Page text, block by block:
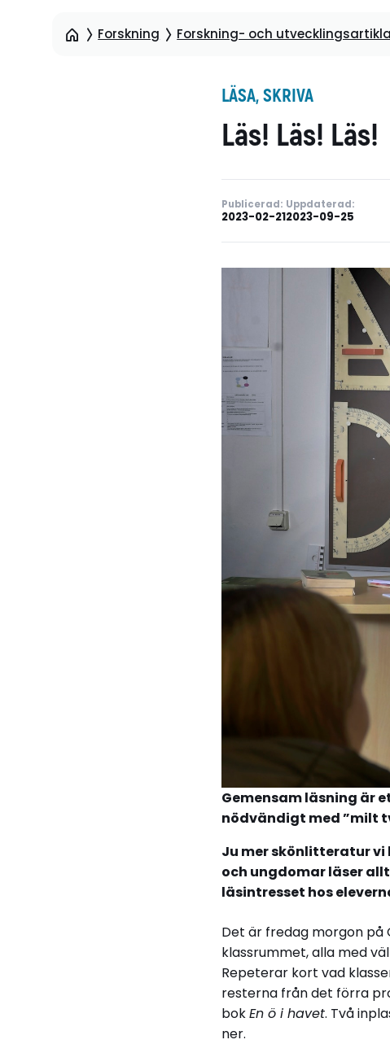
Forskning Forskning- och
LÄSA, SKRIVA
Läs! Läs! Läs!
Publicerad:
2023-02-21
Uppdaterad:
2023-09-25
Gemensam läsning är
nödvändigt med ”milt
Ju mer skönlitteratur vi
och ungdomar läser
läsintresset hos
Det är fredag morgon på
klassrummet, alla med
Repeterar kort vad
resterna från det förra
bokEn ö i havet. Två
ner.